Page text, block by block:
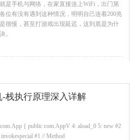
是手机与网络，在家直接连上WiFi，出门第
位有没有遇到这种情况，明明自己连着200兆
很慢，甚至打游戏出现延迟，这到底是为什
。
栈执行原理深入详解
{ public com.AppV 4: aload_0 5: new #2
#1 // Method